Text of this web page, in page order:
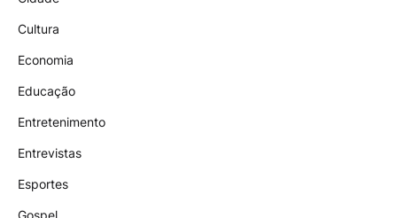
Cultura
Economia
Educação
Entretenimento
Entrevistas
Esportes